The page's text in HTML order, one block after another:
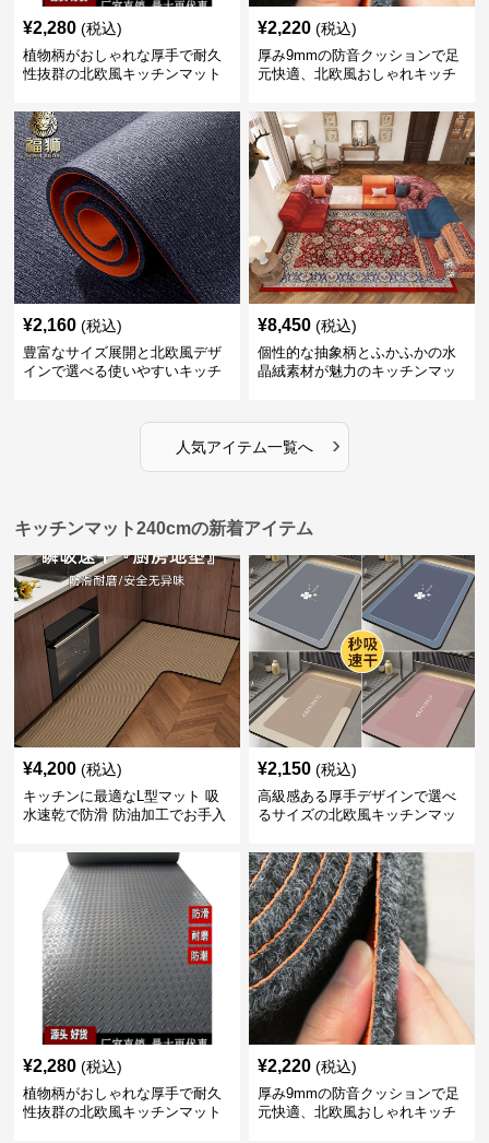
¥2,280 (税込)
植物柄がおしゃれな厚手で耐久
性抜群の北欧風キッチンマット
¥2,220 (税込)
厚み9mmの防音クッションで足
元快適、北欧風おしゃれキッチ
¥2,160 (税込)
豊富なサイズ展開と北欧風デザ
インで選べる使いやすいキッチ
¥8,450 (税込)
個性的な抽象柄とふかふかの水
晶絨素材が魅力のキッチンマッ
人気アイテム一覧へ ›
キッチンマット240cmの新着アイテム
¥4,200 (税込)
キッチンに最適なL型マット 吸
水速乾で防滑 防油加工でお手入
¥2,150 (税込)
高級感ある厚手デザインで選べ
るサイズの北欧風キッチンマッ
¥2,280 (税込)
植物柄がおしゃれな厚手で耐久
性抜群の北欧風キッチンマット
¥2,220 (税込)
厚み9mmの防音クッションで足
元快適、北欧風おしゃれキッチ